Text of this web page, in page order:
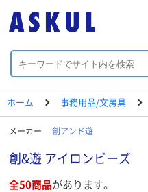
ホーム 事務用品/文房具
メーカー 創アンド遊
創&遊 アイロンビーズ
全50商品があります。